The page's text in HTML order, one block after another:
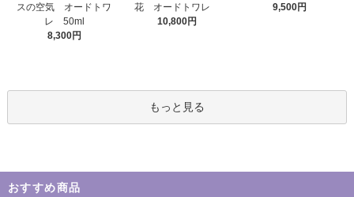
スの空気 オードトワ
レ 50ml
8,300円
花 オードトワレ
10,800円
9,500円
もっと見る
おすすめ商品